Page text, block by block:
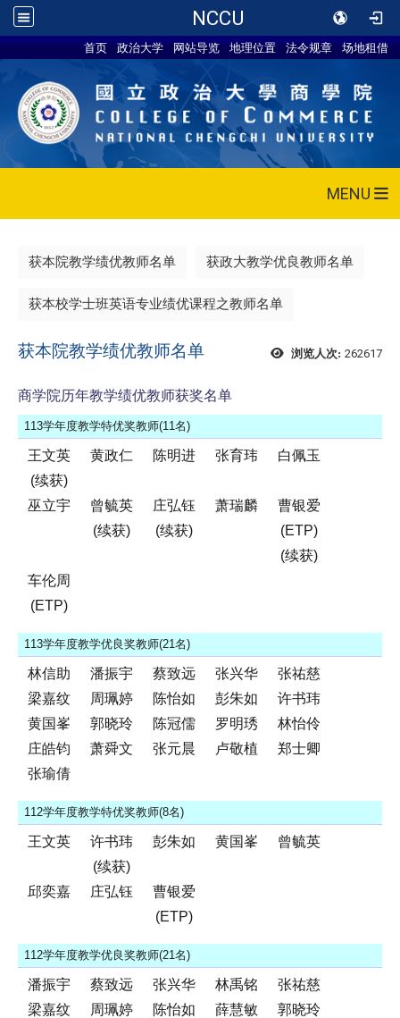
NCCU
首页 政治大学 网站导览 地理位置 法令规章 场地租借
MENU
获本院教学绩优教师名单 获政大教学优良教师名单
获本校学士班英语专业绩优课程之教师名单
浏览人次: 262617
获本院教学绩优教师名单
商学院历年教学绩优教师获奖名单
113学年度教学特优奖教师(11名)
王文英
(续获)
黄政仁 陈明进 张育玮 白佩玉
巫立宇
曾毓英
(续获)
庄弘钰
(续获)
萧瑞麟
曹银爱
(ETP)
(续获)
车伦周
(ETP)
113学年度教学优良奖教师(21名)
林信助 潘振宇 蔡致远 张兴华
张祐慈
梁嘉纹
周珮婷 陈怡如 彭朱如
许书玮
黄国峯
郭晓玲 陈冠儒 罗明琇
林怡伶
庄皓钧
萧舜文 张元晨 卢敬植
郑士卿
张瑜倩
112学年度教学特优奖教师(8名)
王文英
许书玮
(续获)
彭朱如 黄国峯 曾毓英
邱奕嘉 庄弘钰
曹银爱
(ETP)
112学年度教学优良奖教师(21名)
潘振宇 蔡致远 张兴华 林禹铭
张祐慈
梁嘉纹
周珮婷 陈怡如 薛慧敏
郭晓玲